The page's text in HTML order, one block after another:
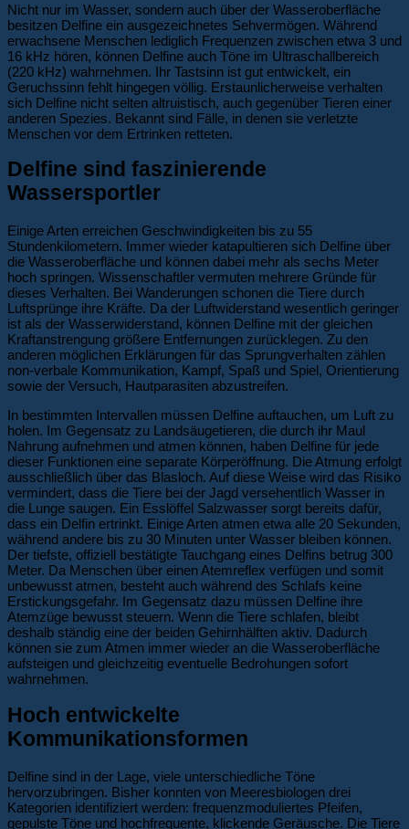
Nicht nur im Wasser, sondern auch über der Wasseroberfläche
besitzen Delfine ein ausgezeichnetes Sehvermögen. Während
erwachsene Menschen lediglich Frequenzen zwischen etwa 3 und
16 kHz hören, können Delfine auch Töne im Ultraschallbereich
(220 kHz) wahrnehmen. Ihr Tastsinn ist gut entwickelt, ein
Geruchssinn fehlt hingegen völlig. Erstaunlicherweise verhalten
sich Delfine nicht selten altruistisch, auch gegenüber Tieren einer
anderen Spezies. Bekannt sind Fälle, in denen sie verletzte
Menschen vor dem Ertrinken retteten.
Delfine sind faszinierende
Wassersportler
Einige Arten erreichen Geschwindigkeiten bis zu 55
Stundenkilometern. Immer wieder katapultieren sich Delfine über
die Wasseroberfläche und können dabei mehr als sechs Meter
hoch springen. Wissenschaftler vermuten mehrere Gründe für
dieses Verhalten. Bei Wanderungen schonen die Tiere durch
Luftsprünge ihre Kräfte. Da der Luftwiderstand wesentlich geringer
ist als der Wasserwiderstand, können Delfine mit der gleichen
Kraftanstrengung größere Entfernungen zurücklegen. Zu den
anderen möglichen Erklärungen für das Sprungverhalten zählen
non-verbale Kommunikation, Kampf, Spaß und Spiel, Orientierung
sowie der Versuch, Hautparasiten abzustreifen.
In bestimmten Intervallen müssen Delfine auftauchen, um Luft zu
holen. Im Gegensatz zu Landsäugetieren, die durch ihr Maul
Nahrung aufnehmen und atmen können, haben Delfine für jede
dieser Funktionen eine separate Körperöffnung. Die Atmung erfolgt
ausschließlich über das Blasloch. Auf diese Weise wird das Risiko
vermindert, dass die Tiere bei der Jagd versehentlich Wasser in
die Lunge saugen. Ein Esslöffel Salzwasser sorgt bereits dafür,
dass ein Delfin ertrinkt. Einige Arten atmen etwa alle 20 Sekunden,
während andere bis zu 30 Minuten unter Wasser bleiben können.
Der tiefste, offiziell bestätigte Tauchgang eines Delfins betrug 300
Meter. Da Menschen über einen Atemreflex verfügen und somit
unbewusst atmen, besteht auch während des Schlafs keine
Erstickungsgefahr. Im Gegensatz dazu müssen Delfine ihre
Atemzüge bewusst steuern. Wenn die Tiere schlafen, bleibt
deshalb ständig eine der beiden Gehirnhälften aktiv. Dadurch
können sie zum Atmen immer wieder an die Wasseroberfläche
aufsteigen und gleichzeitig eventuelle Bedrohungen sofort
wahrnehmen.
Hoch entwickelte
Kommunikationsformen
Delfine sind in der Lage, viele unterschiedliche Töne
hervorzubringen. Bisher konnten von Meeresbiologen drei
Kategorien identifiziert werden: frequenzmoduliertes Pfeifen,
gepulste Töne und hochfrequente, klickende Geräusche. Die Tiere